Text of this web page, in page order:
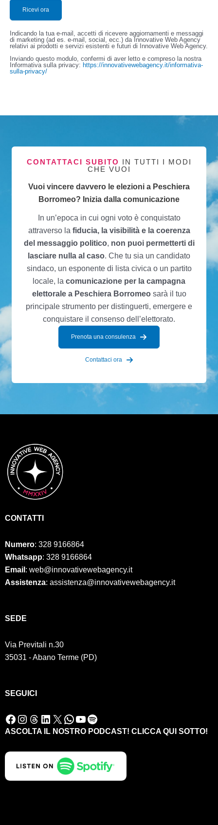
Indicando la tua e-mail, accetti di ricevere aggiornamenti e messaggi
di marketing (ad es. e-mail, social, ecc.) da Innovative Web Agency
relativi ai prodotti e servizi esistenti e futuri di Innovative Web Agency.
Inviando questo modulo, confermi di aver letto e compreso la nostra
Informativa sulla privacy: https://innovativewebagency.it/informativa-
sulla-privacy/
CONTATTACI SUBITO IN TUTTI I MODI
CHE VUOI
Vuoi vincere davvero le elezioni a Peschiera
Borromeo? Inizia dalla comunicazione
In un’epoca in cui ogni voto è conquistato
attraverso la fiducia, la visibilità e la coerenza
del messaggio politico, non puoi permetterti di
lasciare nulla al caso. Che tu sia un candidato
sindaco, un esponente di lista civica o un partito
locale, la comunicazione per la campagna
elettorale a Peschiera Borromeosarà il tuo
principale strumento per distinguerti, emergere e
conquistare il consenso dell’elettorato.
Prenota una consulenza
Contattaci ora
CONTATTI
Numero: 328 9166864
Whatsapp: 328 9166864
Email : web@innovativewebagency.it
Assistenza: assistenza@innovativewebagency.it
SED E
Via Previtali n.30
35031 - Abano Terme (PD)
SEGUICI
Facebook Instagram Threads LinkedIn X WhatsApp YouTube Spotify
ASCOLTA IL NOSTRO PODCAST! CLICCA QUI SOTTO!